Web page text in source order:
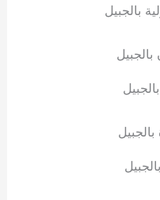
بالجبيل